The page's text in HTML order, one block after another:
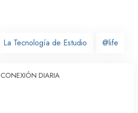
La Tecnología de Estudio @life
CONEXIÓN DIARIA